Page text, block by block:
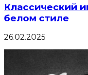
Классический
белом стиле
26.02.2025